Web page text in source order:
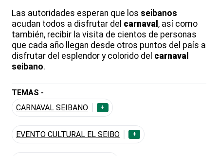
Las autoridades esperan que los seibanos
acudan todos a disfrutar del carnaval , así como
también, recibir la visita de cientos de personas
que cada año llegan desde otros puntos del país a
disfrutar del esplendor y colorido del carnaval
seibano.
TEMAS -
CARNAVAL SEIBANO
+
EVENTO CULTURAL EL SEIBO +